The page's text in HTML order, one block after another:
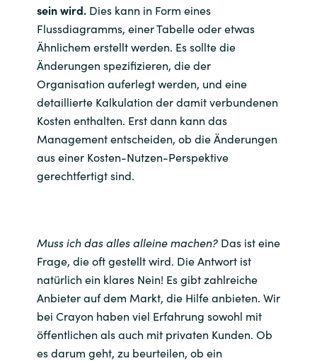
sein wird.Dies kann in Form eines
Flussdiagramms, einer Tabelle oder etwas
Ähnlichem erstellt werden. Es sollte die
Änderungen spezifizieren, die der
Organisation auferlegt werden, und eine
detaillierte Kalkulation der damit verbundenen
Kosten enthalten. Erst dann kann das
Management entscheiden, ob die Änderungen
aus einer Kosten-Nutzen-Perspektive
gerechtfertigt sind.
Muss ich das alles alleine machen?Das ist eine
Frage, die oft gestellt wird. Die Antwort ist
natürlich ein klares Nein! Es gibt zahlreiche
Anbieter auf dem Markt, die Hilfe anbieten. Wir
bei Crayon haben viel Erfahrung sowohl mit
öffentlichen als auch mit privaten Kunden. Ob
es darum geht, zu beurteilen, ob ein